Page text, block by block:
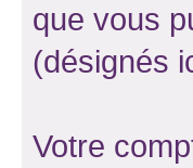
que vous
(désignés
Votre